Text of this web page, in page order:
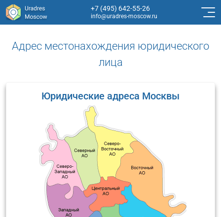
+7 (495) 642-55-26
info@uradres-moscow.ru
Адрес местонахождения юридического
лица
Юридические адреса Москвы